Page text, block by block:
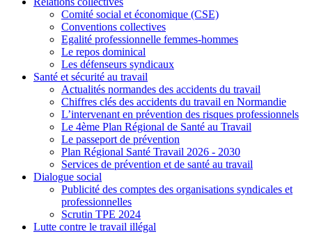
Comité social et économique (CSE)
Conventions collectives
Egalité professionnelle femmes-hommes
Le repos dominical
Les défenseurs syndicaux
Santé et sécurité au travail
Actualités normandes des accidents du travail
Chiffres clés des accidents du travail en Normandie
L’intervenant en prévention des risques professionnels
Le 4ème Plan Régional de Santé au Travail
Le passeport de prévention
Plan Régional Santé Travail 2026 - 2030
Services de prévention et de santé au travail
Dialogue social
Publicité des comptes des organisations syndicales et
professionnelles
Scrutin TPE 2024
Lutte contre le travail illégal